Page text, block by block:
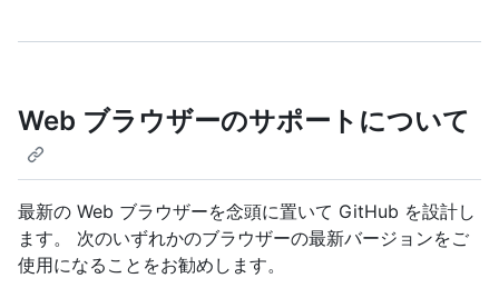
Web ブラウザーのサポートについて
最新の Web ブラウザーを念頭に置いて GitHub を設計し
ます。 次のいずれかのブラウザーの最新バージョンをご
使用になることをお勧めします。